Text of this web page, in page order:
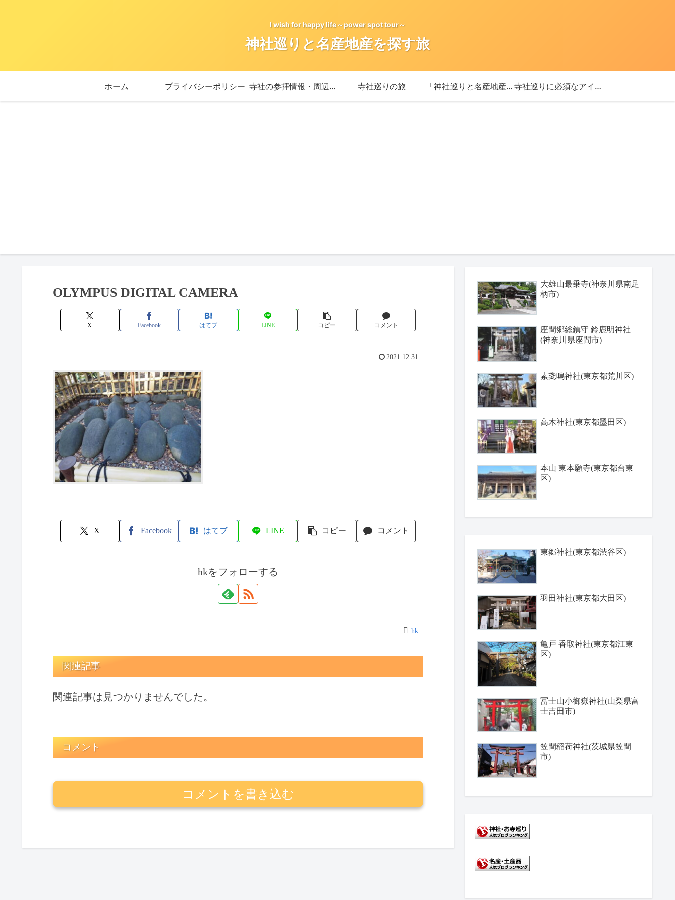
I wish for happy life～power spot tour～
神社巡りと名産地産を探す旅
ホーム プライバシーポリシー 寺社の参拝情報・周辺情報 寺社巡りの旅 「神社巡りと名産地産を探す旅」ブログ始めました！ 寺社巡りに必須なアイテム
OLYMPUS DIGITAL CAMERA
X Facebook はてブ LINE コピー コメント
2021.12.31
X Facebook はてブ LINE コピー コメント
hkをフォローする
hk
関連記事
関連記事は見つかりませんでした。
コメント
コメントを書き込む
大雄山最乗寺(神奈川県南足
柄市)
座間郷総鎮守 鈴鹿明神社
(神奈川県座間市)
素戔嗚神社(東京都荒川区)
高木神社(東京都墨田区)
本山 東本願寺(東京都台東
区)
東郷神社(東京都渋谷区)
羽田神社(東京都大田区)
亀戸 香取神社(東京都江東
区)
冨士山小御嶽神社(山梨県富
士吉田市)
笠間稲荷神社(茨城県笠間
市)